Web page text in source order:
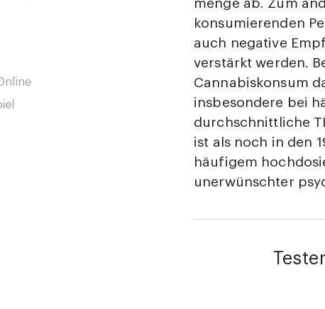
menge ab. Zum
konsumierenden
auch negative
verstärkt werden.
Cannabiskonsum
insbesondere bei
durchschnittliche
ist als noch in den
häufigem
unerwünschter